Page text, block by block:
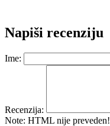
Napiši recenziju
Ime:
Recenzija:
Note: HTML nije preveden!